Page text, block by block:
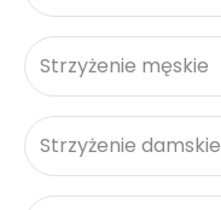
Strzyżenie męskie
Strzyżenie damskie